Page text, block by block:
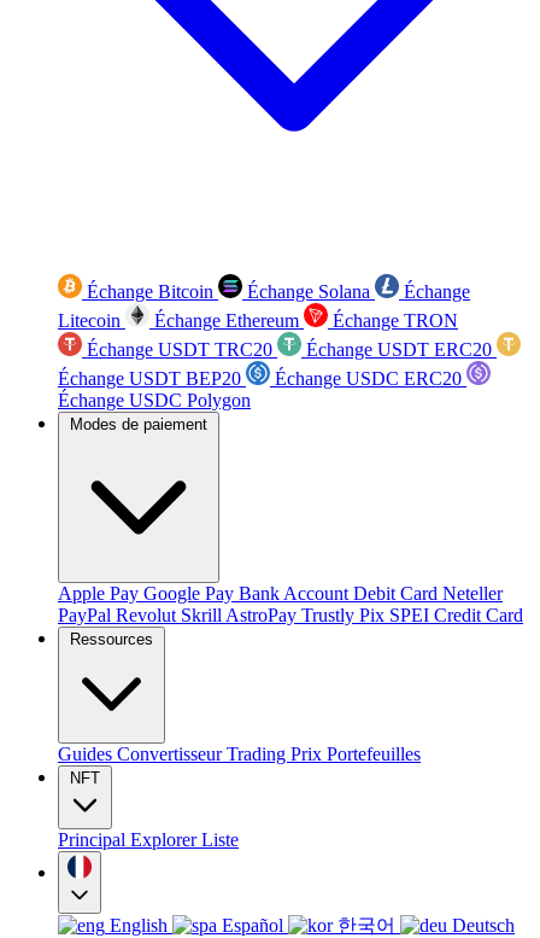
Échange Bitcoin Échange Solana
Échange
Litecoin
Échange Ethereum
Échange TRON
Échange USDT TRC20
Échange USDT ERC20
Échange USDT BEP20
Échange USDC ERC20
Échange USDC Polygon
Modes de paiement
Apple Pay Google Pay Bank Account Debit Card Neteller
PayPal Revolut Skrill AstroPay Trustly Pix SPEI Credit Card
Ressources
Guides ConvertisseurTrading Prix Portefeuilles
NFT
Principal ExplorerListe
English Español 한국어
Deutsch